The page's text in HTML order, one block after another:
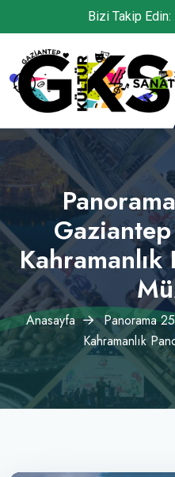
Bizi Takip Edin:
Gaziantep
Kahramanlık
Anasayfa
Panorama
Kahramanlık